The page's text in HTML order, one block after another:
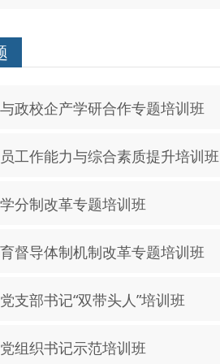
政校企产学研合作专题培训班
工作能力与综合素质提升培训班
分制改革专题培训班
督导体制机制改革专题培训班
支部书记“双带头人”培训班
组织书记示范培训班